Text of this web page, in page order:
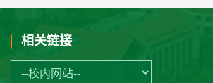
相关链接